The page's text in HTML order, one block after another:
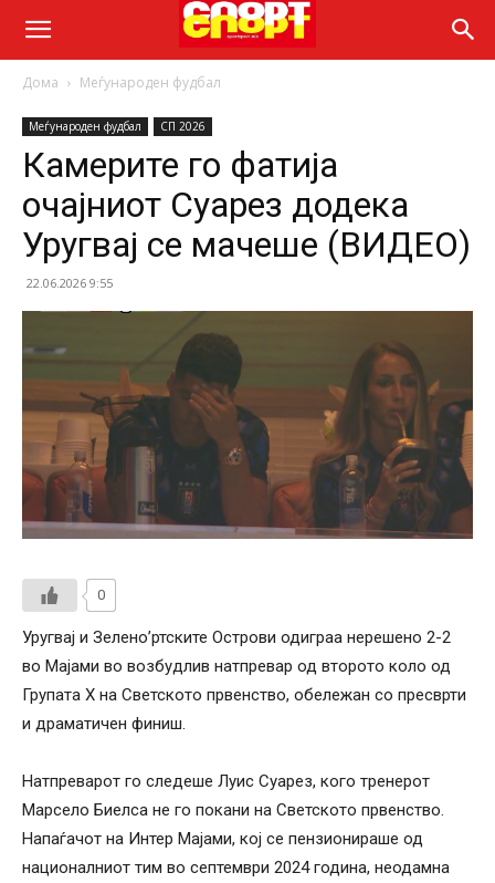
Дома Меѓународен фудбал
Меѓународен фудбал СП 2026
Камерите го фатија
очајниот Суарез додека
Уругвај се мачеше (ВИДЕО)
22.06.2026 9:55
0
Уругвај и Зелено’ртските Острови одиграа нерешено 2-2
во Мајами во возбудлив натпревар од второто коло од
Групата Х на Светското првенство, обележан со пресврти
и драматичен финиш.
Натпреварот го следеше Луис Суарез, кого тренерот
Марсело Биелса не го покани на Светското првенство.
Напаѓачот на Интер Мајами, кој се пензионираше од
националниот тим во септември 2024 година, неодамна